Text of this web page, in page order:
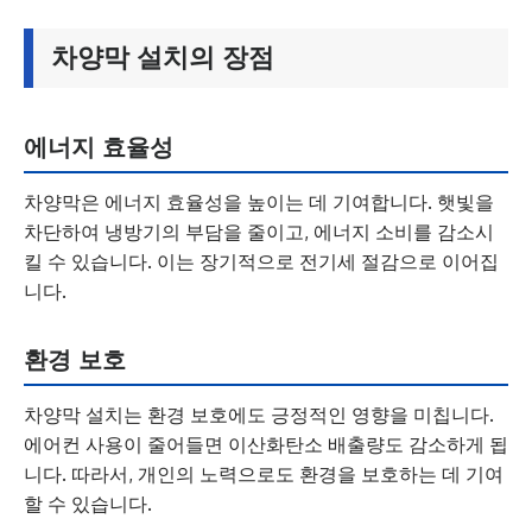
차양막 설치의 장점
에너지 효율성
차양막은 에너지 효율성을 높이는 데 기여합니다. 햇빛을
차단하여 냉방기의 부담을 줄이고, 에너지 소비를 감소시
킬 수 있습니다. 이는 장기적으로 전기세 절감으로 이어집
니다.
환경 보호
차양막 설치는 환경 보호에도 긍정적인 영향을 미칩니다.
에어컨 사용이 줄어들면 이산화탄소 배출량도 감소하게 됩
니다. 따라서, 개인의 노력으로도 환경을 보호하는 데 기여
할 수 있습니다.